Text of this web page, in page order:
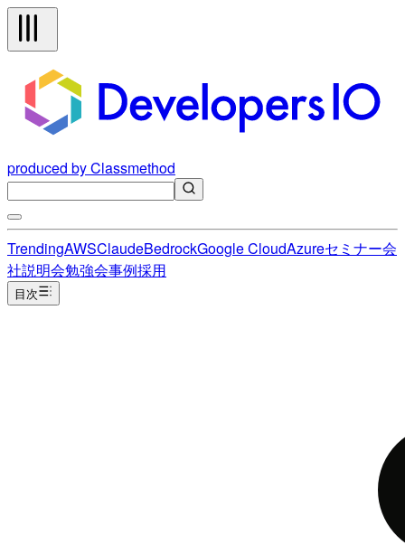
produced by Classmethod
TrendingAWSClaudeBedrockGoogle CloudAzureセミナー会
社説明会勉強会事例採用
目次